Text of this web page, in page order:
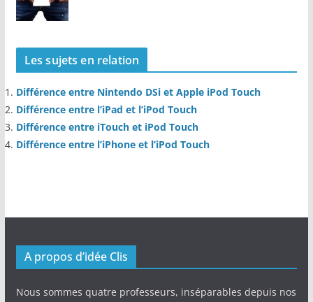
Les sujets en relation
Différence entre Nintendo DSi et Apple iPod Touch
Différence entre l’iPad et l’iPod Touch
Différence entre iTouch et iPod Touch
Différence entre l’iPhone et l’iPod Touch
A propos d’idée Clis
Nous sommes quatre professeurs, inséparables depuis nos